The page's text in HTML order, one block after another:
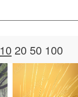
10 20 50 100